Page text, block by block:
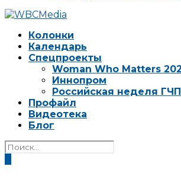
Колонки
Календарь
Спецпроекты
Woman Who Matters
Иннопром
Российская неделя ГЧП
Профайл
Видеотека
Блог